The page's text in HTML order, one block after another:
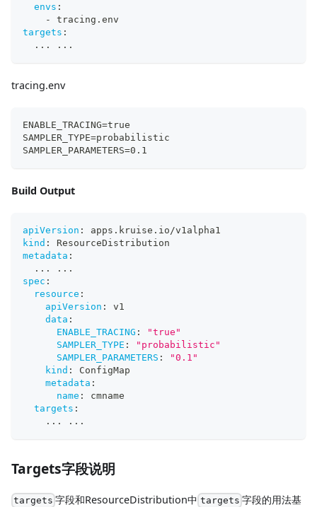
envs :
-
tracing.env
targets :
...
...
tracing.env
ENABLE_TRACING=true
SAMPLER_TYPE=probabilistic
SAMPLER_PARAMETERS=0.1
Build Output
apiVersion :
apps.kruise.io/v1alpha1
kind :
ResourceDistribution
metadata :
...
...
spec :
resource :
apiVersion :
v1
data :
ENABLE_TRACING :
"true"
SAMPLER_TYPE :
"probabilistic"
SAMPLER_PARAMETERS :
"0.1"
kind :
ConfigMap
metadata :
name :
cmname
targets :
...
...
Targets字段说明
targets 字段和ResourceDistribution中 targets 字段的用法基